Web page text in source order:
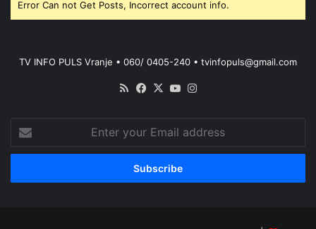
Error Can not Get Posts, Incorrect account info.
TV INFO PULS Vranje • 060/ 0405-240 • tvinfopuls@gmail.com
RSS Facebook
X YouTube
your
Email